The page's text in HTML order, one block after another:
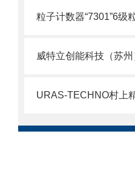
威特立创能科技（苏